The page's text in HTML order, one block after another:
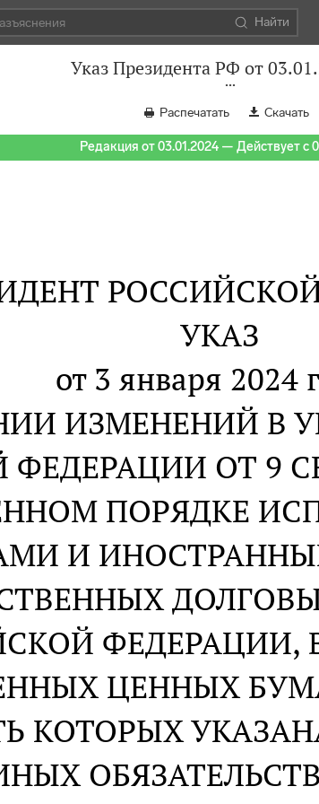
Найти
Указ Президента РФ от
Распечатать Скачать
Редакция от 03.01.2024 — Действует с
УКАЗ
от 3 января 2024
ИЗМЕНЕНИЙ В
ОТ 9
ПОРЯДКЕ
И
ФЕДЕРАЦИИ,
ЦЕННЫХ
КОТОРЫХ